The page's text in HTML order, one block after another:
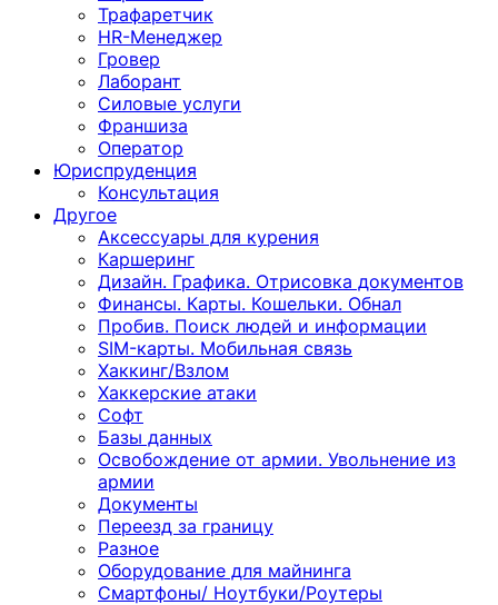
Трафаретчик
HR-Менеджер
Гровер
Лаборант
Силовые услуги
Франшиза
Оператор
Юриспруденция
Консультация
Другoе
Аксессуары для курения
Каршеринг
Дизайн. Графика. Отрисовка документов
Финансы. Карты. Кошельки. Обнал
Пробив. Поиск людей и информации
SIM-карты. Мобильная связь
Хаккинг/Взлом
Хаккерские атаки
Софт
Базы данных
Освобождение от армии. Увольнение из
армии
Документы
Переезд за границу
Разное
Оборудование для майнинга
Смартфоны/ Ноутбуки/Роутеры